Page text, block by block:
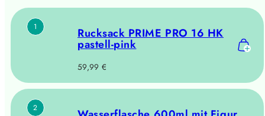
1 Rucksack PRIME PRO 16 HK
pastell-pink
Regulärer
59,99 €
2